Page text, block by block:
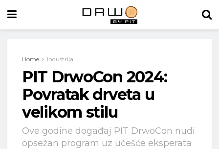
Home Industrija
PIT DrwoCon 2024:
Povratak drveta u
velikom stilu
Ove godine događaj PIT DrwoCon nudi
opsežan program uz učešće eksperata